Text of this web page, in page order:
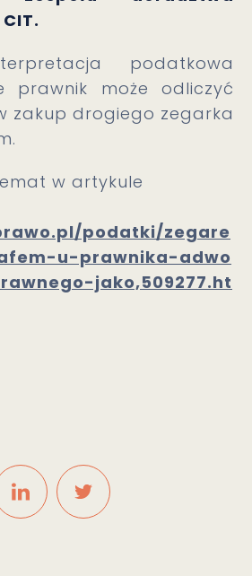
podatkowa
prawnik może odliczyć
zakup drogiego zegarka
w artykule
podatki/zegare
u-prawnika-adwo
jako,509277.ht